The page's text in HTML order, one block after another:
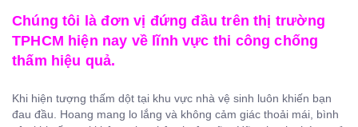
Chúng tôi là đơn vị đứng đầu trên thị trường
TPHCM hiện nay về lĩnh vực thi công chống
thấm hiệu quả.
Khi hiện tượng thấm dột tại khu vực nhà vệ sinh luôn khiến bạn
đau đầu. Hoang mang lo lắng và không cảm giác thoải mái, bình